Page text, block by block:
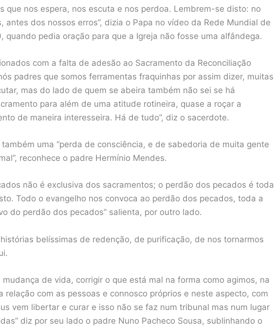
que nos espera, nos escuta e nos perdoa. Lembrem-se disto: no
antes dos nossos erros”, dizia o Papa no vídeo da Rede Mundial de
quando pedia oração para que a Igreja não fosse uma alfândega.
com a falta de adesão ao Sacramento da Reconciliação
padres que somos ferramentas fraquinhas por assim dizer, muitas
mas do lado de quem se abeira também não sei se há
para além de uma atitude rotineira, quase a roçar a
de maneira interesseira. Há de tudo”, diz o sacerdote.
uma “perda de consciência, e de sabedoria de muita gente
reconhece o padre Hermínio Mendes.
não é exclusiva dos sacramentos; o perdão dos pecados é toda
Todo o evangelho nos convoca ao perdão dos pecados, toda a
do perdão dos pecados” salienta, por outro lado.
belíssimas de redenção, de purificação, de nos tornarmos
mudança de vida, corrigir o que está mal na forma como agimos, na
relação com as pessoas e connosco próprios e neste aspecto, com
vem libertar e curar e isso não se faz num tribunal mas num lugar
diz por seu lado o padre Nuno Pacheco Sousa, sublinhando o